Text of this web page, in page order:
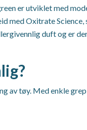
er utviklet med
Oxitrate Science,
duft og er
tøy. Med enkle